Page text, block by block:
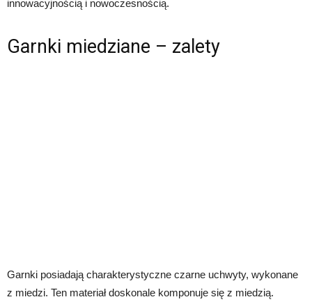
innowacyjnością i nowoczesnością.
Garnki miedziane – zalety
Garnki posiadają charakterystyczne czarne uchwyty, wykonane
z miedzi. Ten materiał doskonale komponuje się z miedzią.